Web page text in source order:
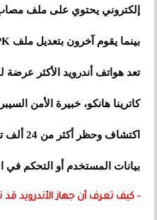
إلكتروني يحتوي على ملف مصاب
بينما يقوم آخرون بتعديل ملف APK بالبرامج الضارة.
كاترينا هانكو، خبيرة الأمن
بيانات المستخدم أو التحكم في
- كيف تعرف أن جهاز الأندرويد قد